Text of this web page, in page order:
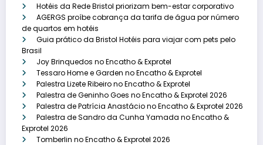
Hotéis da Rede Bristol priorizam bem-estar corporativo
AGERGS proíbe cobrança da tarifa de água por número
de quartos em hotéis
Guia prático da Bristol Hotéis para viajar com pets pelo
Brasil
Joy Brinquedos no Encatho & Exprotel
Tessaro Home e Garden no Encatho & Exprotel
Palestra Lizete Ribeiro no Encatho & Exprotel
Palestra de Geninho Goes no Encatho & Exprotel 2026
Palestra de Patrícia Anastácio no Encatho & Exprotel 2026
Palestra de Sandro da Cunha Yamada no Encatho &
Exprotel 2026
Tomberlin no Encatho & Exprotel 2026